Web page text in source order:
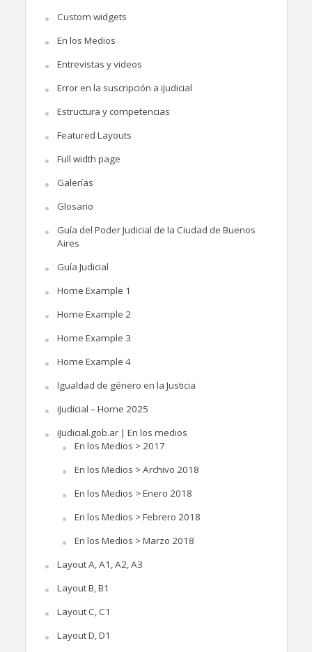
Custom widgets
En los Medios
Entrevistas y videos
Error en la suscripción a iJudicial
Estructura y competencias
Featured Layouts
Full width page
Galerías
Glosario
Guía del Poder Judicial de la Ciudad de Buenos
Aires
Guía Judicial
Home Example 1
Home Example 2
Home Example 3
Home Example 4
Igualdad de género en la Justicia
iJudicial – Home 2025
iJudicial.gob.ar | En los medios
En los Medios > 2017
En los Medios > Archivo 2018
En los Medios > Enero 2018
En los Medios > Febrero 2018
En los Medios > Marzo 2018
Layout A, A1, A2, A3
Layout B, B1
Layout C, C1
Layout D, D1